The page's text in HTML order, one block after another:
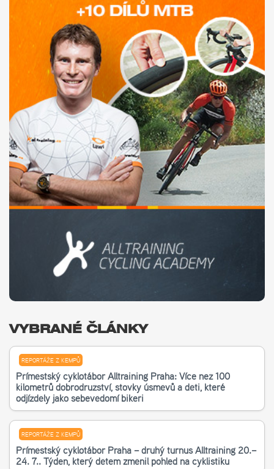
VYBRANÉ ČLÁNKY
REPORTÁŽE Z KEMPŮ
Příměstský cyklotábor Alltraining Praha: Více než 100
kilometrů dobrodružství, stovky úsměvů a děti, které
odjížděly jako sebevědomí bikeři
REPORTÁŽE Z KEMPŮ
Příměstský cyklotábor Praha – druhý turnus Alltraining 20.–
24. 7.. Týden, který dětem změnil pohled na cyklistiku